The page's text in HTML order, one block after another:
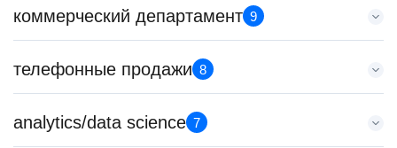
коммерческий департамент 9
Менеджер по работе с ключевыми клиентами (КАМ)
HeadHunter::Коммерческий департамент
з/п не указана
телефонные продажи 8
Старший специалист телемаркетинга
HeadHunter::Телефонные продажи
analytics/data science 7